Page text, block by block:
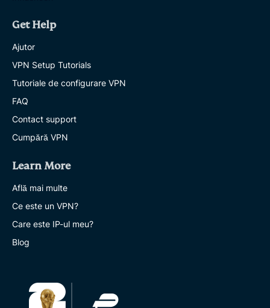
Get Help
Ajutor
VPN Setup Tutorials
Tutoriale de configurare VPN
FAQ
Contact support
Cumpără VPN
Learn More
Află mai multe
Ce este un VPN?
Care este IP-ul meu?
Blog